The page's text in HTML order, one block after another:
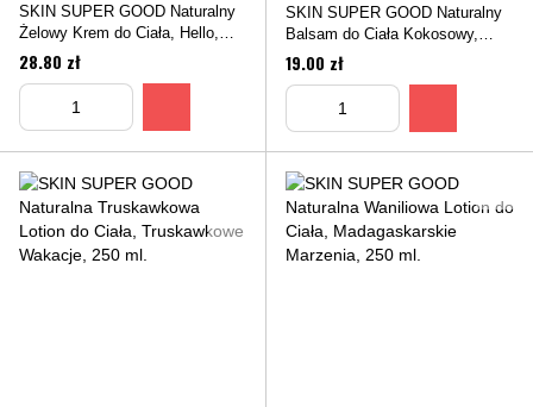
SKIN SUPER GOOD Naturalny
Żelowy Krem do Ciała, Hello,
Aloe, 360 ml
28.80 zł
SKIN SUPER GOOD Naturalny
Balsam do Ciała Kokosowy,
Karaibska Mieszanka, 250 ml
19.00 zł